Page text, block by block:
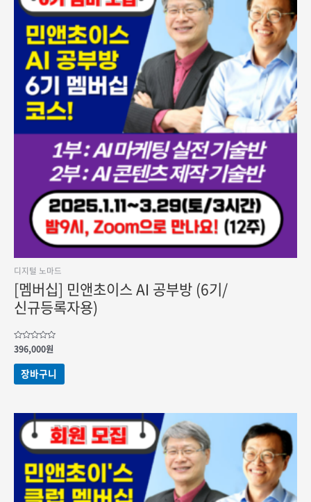
디지털 노마드
[멤버십] 민앤초이스 AI 공부방 (6기/
신규등록자용)
5
중에서
0
로
평가됨
396,000원
장바구니